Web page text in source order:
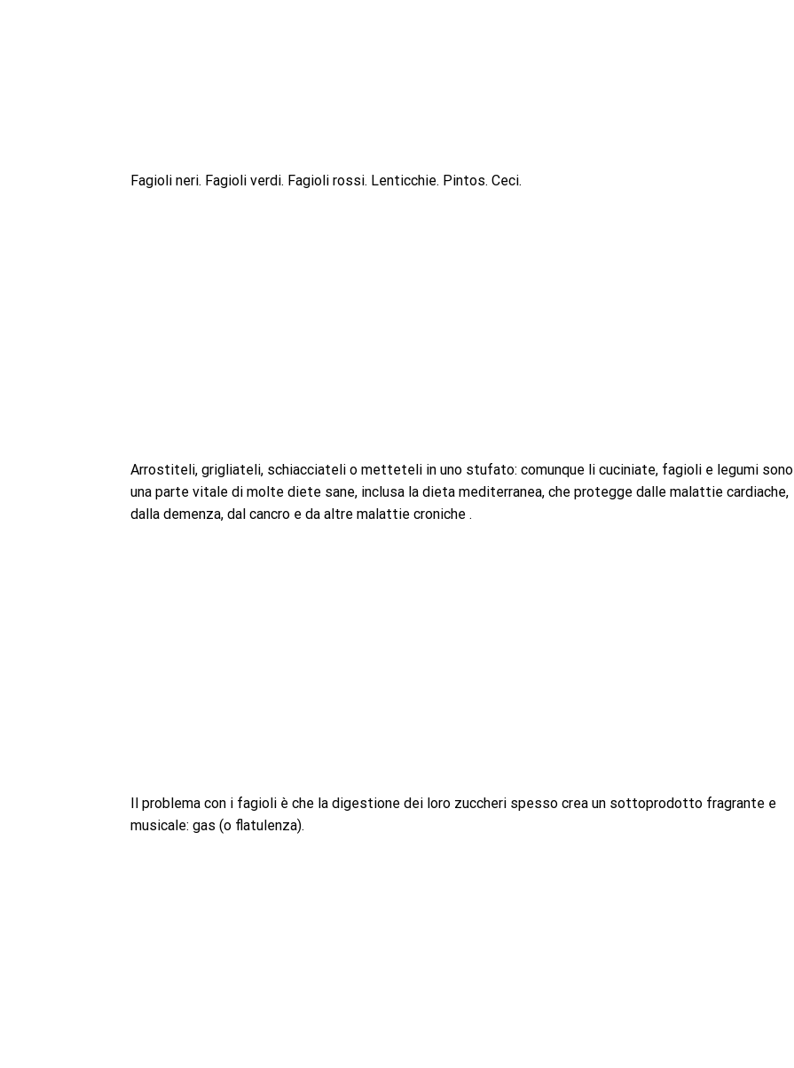
Fagioli neri. Fagioli verdi. Fagioli rossi. Lenticchie. Pintos. Ceci.
Arrostiteli, grigliateli, schiacciateli o metteteli in uno stufato: comunque li cuciniate, fagioli e legumi sono
una parte vitale di molte diete sane, inclusa la dieta mediterranea, che protegge dalle malattie cardiache,
dalla demenza, dal cancro e da altre malattie croniche .
Il problema con i fagioli è che la digestione dei loro zuccheri spesso crea un sottoprodotto fragrante e
musicale: gas (o flatulenza).